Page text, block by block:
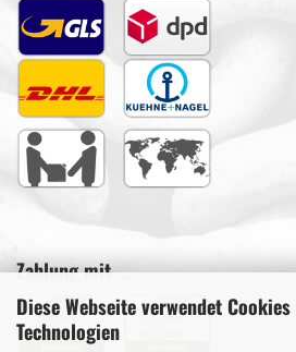
Diese Webseite verwendet
Technologien
Zahlung mit ...